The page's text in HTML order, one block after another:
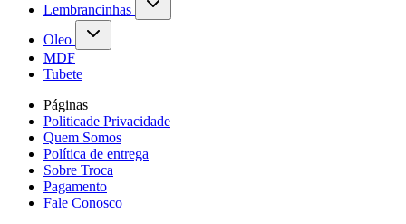
Lembrancinhas
Oleo
MDF
Tubete
Páginas
Politicade Privacidade
Quem Somos
Política de entrega
Sobre Troca
Pagamento
Fale Conosco